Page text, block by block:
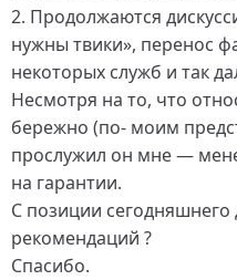
2. Продолжаются
нужны твики», перенос
некоторых служб и так
Несмотря на то, что
бережно (по- моим
прослужил он мне —
на гарантии.
С позиции сегодняшнего
рекомендаций ?
Спасибо.